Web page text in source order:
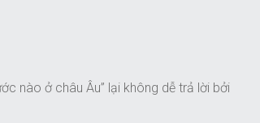
nào ở châu Âu” lại không dễ trả lời bởi